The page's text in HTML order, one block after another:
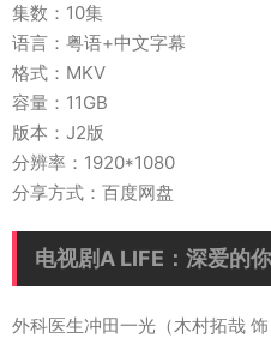
集数：10集
语言：粤语+中文字幕
格式：MKV
容量：11GB
版本：J2版
分辨率：1920*1080
分享方式：百度网盘
电视剧A LIFE：深爱的
外科医生冲田一光（木村拓哉